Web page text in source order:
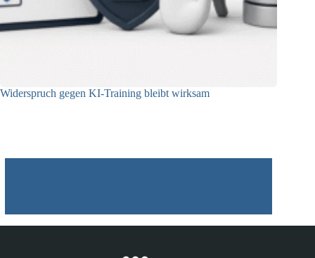
Widerspruch gegen KI-Training bleibt wirksam